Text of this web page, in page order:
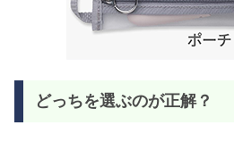
どっちを選ぶのが正解？